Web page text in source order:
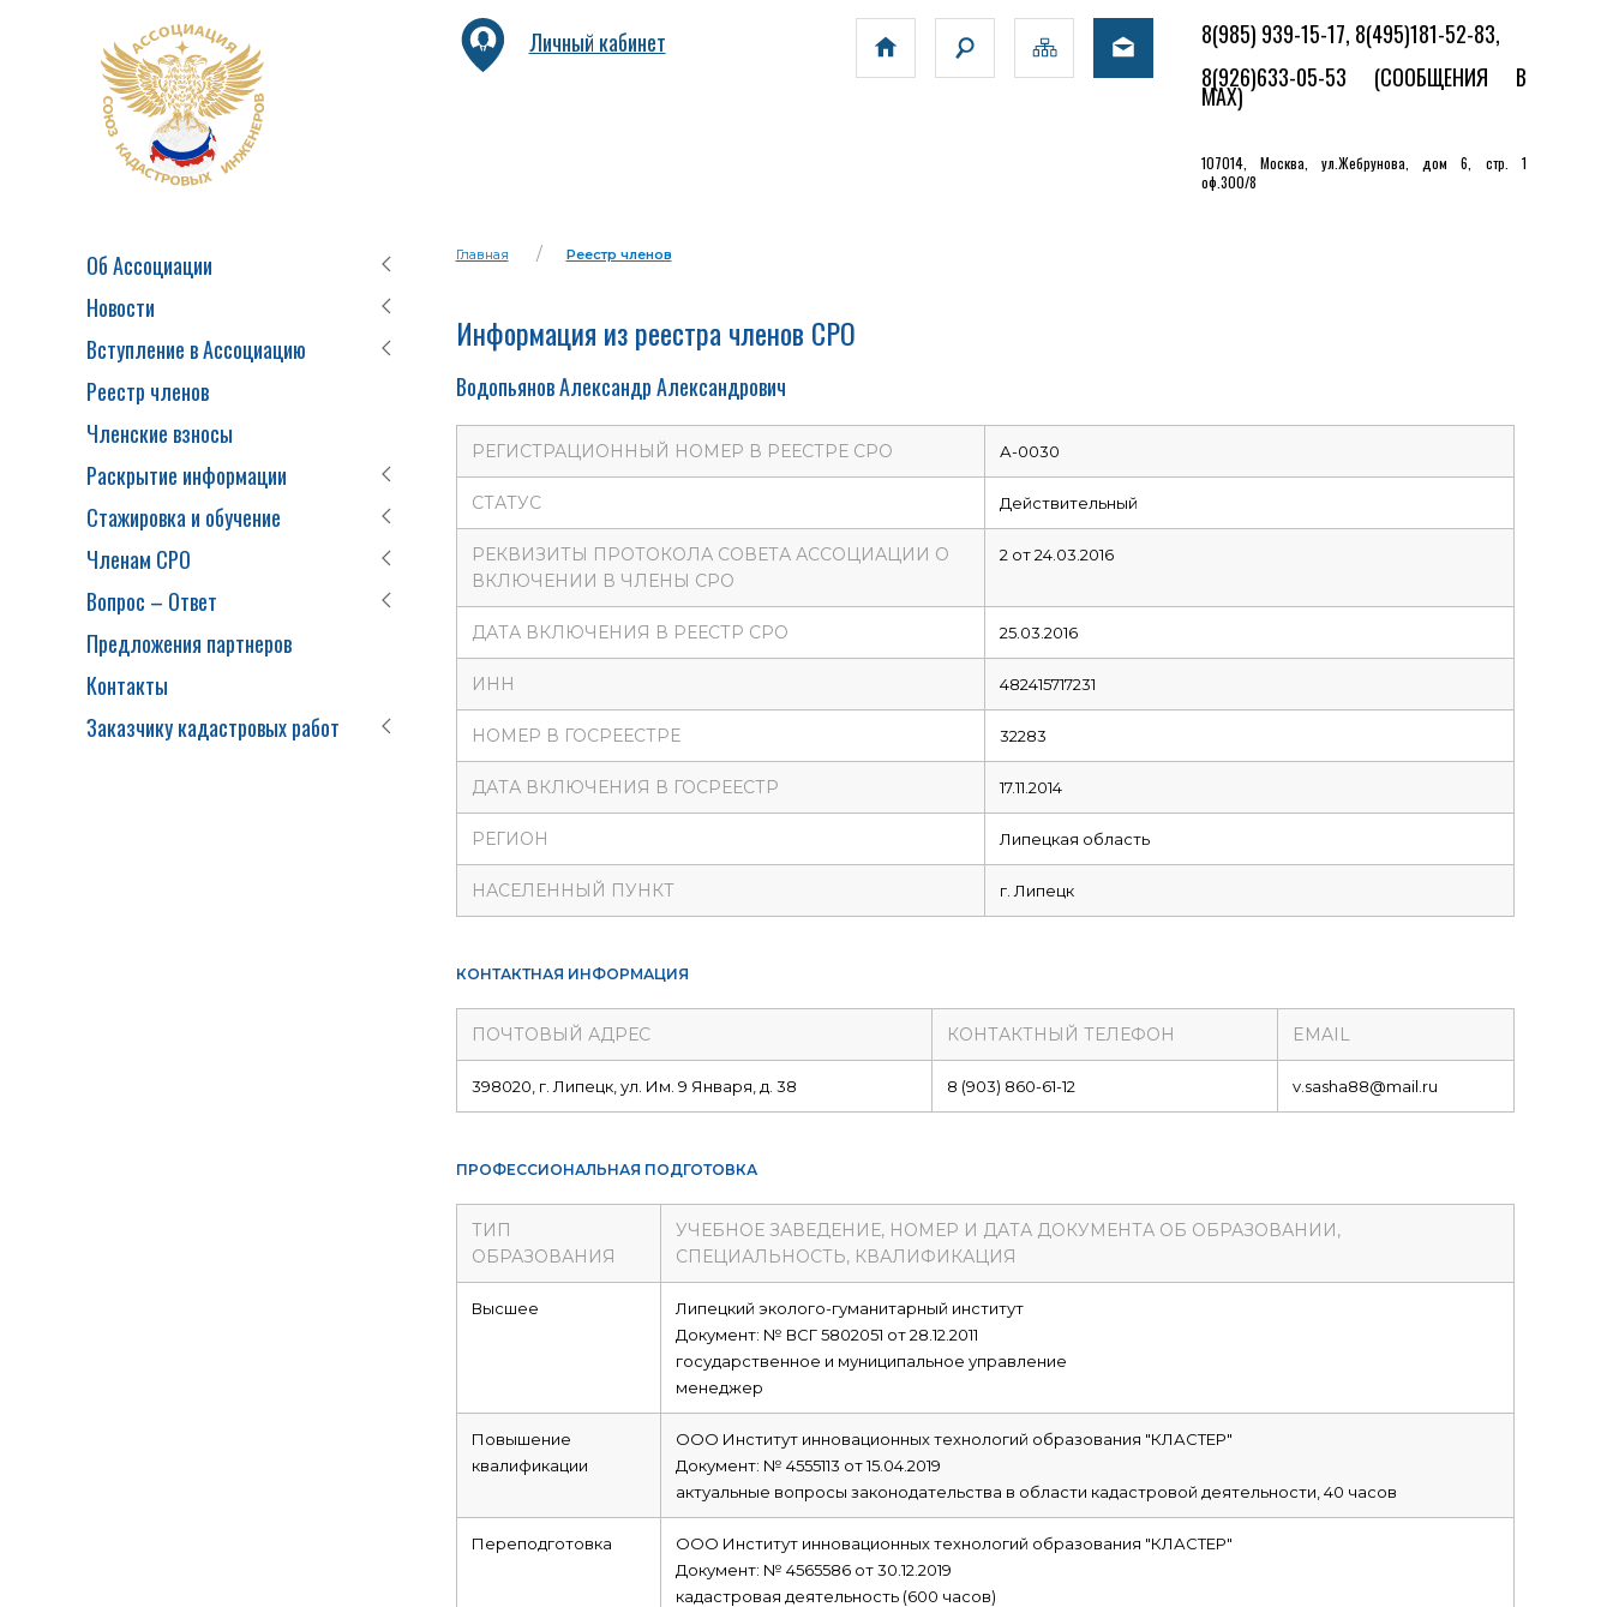
Об Ассоциации
Новости
Вступление в Ассоциацию
Реестр членов
Членские взносы
Раскрытие информации
Стажировка и обучение
Членам СРО
Вопрос – Ответ
Предложения партнеров
Контакты
Заказчику кадастровых работ
Личный кабинет
8(985) 939-15-17, 8(495)181-52-83,
8(926)633-05-53 (СООБЩЕНИЯ В
MAX)
107014, Москва, ул.Жебрунова, дом 6, стр. 1
оф.300/8
Главная Реестр членов
Информация из реестра членов СРО
Водопьянов Александр Александрович
РЕГИСТРАЦИОННЫЙ НОМЕР В РЕЕСТРЕ СРО А-0030
СТАТУС Действительный
РЕКВИЗИТЫ ПРОТОКОЛА СОВЕТА АССОЦИАЦИИ О
ВКЛЮЧЕНИИ В ЧЛЕНЫ СРО
2 от 24.03.2016
ДАТА ВКЛЮЧЕНИЯ В РЕЕСТР СРО 25.03.2016
ИНН 482415717231
НОМЕР В ГОСРЕЕСТРЕ 32283
ДАТА ВКЛЮЧЕНИЯ В ГОСРЕЕСТР 17.11.2014
РЕГИОН Липецкая область
НАСЕЛЕННЫЙ ПУНКТ г. Липецк
КОНТАКТНАЯ ИНФОРМАЦИЯ
ПОЧТОВЫЙ АДРЕС КОНТАКТНЫЙ ТЕЛЕФОН EMAIL
398020, г. Липецк, ул. Им. 9 Января, д. 38 8 (903) 860-61-12 v.sasha88@mail.ru
ПРОФЕССИОНАЛЬНАЯ ПОДГОТОВКА
ТИП
ОБРАЗОВАНИЯ
УЧЕБНОЕ ЗАВЕДЕНИЕ, НОМЕР И ДАТА ДОКУМЕНТА ОБ ОБРАЗОВАНИИ,
СПЕЦИАЛЬНОСТЬ, КВАЛИФИКАЦИЯ
Высшее
Липецкий эколого-гуманитарный институт
Документ: № ВСГ 5802051 от 28.12.2011
государственное и муниципальное управление
менеджер
Повышение
квалификации
ООО Институт инновационных технологий образования "КЛАСТЕР"
Документ: № 4555113 от 15.04.2019
актуальные вопросы законодательства в области кадастровой деятельности, 40 часов
Переподготовка
ООО Институт инновационных технологий образования "КЛАСТЕР"
Документ: № 4565586 от 30.12.2019
кадастровая деятельность (600 часов)